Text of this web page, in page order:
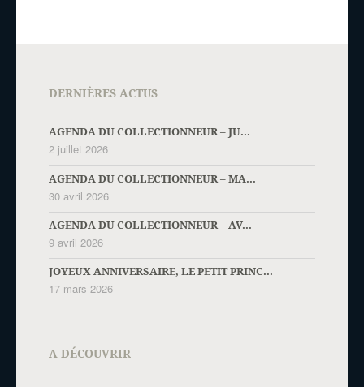
DERNIÈRES ACTUS
AGENDA DU COLLECTIONNEUR – JU...
2 juillet 2026
AGENDA DU COLLECTIONNEUR – MA...
30 avril 2026
AGENDA DU COLLECTIONNEUR – AV...
9 avril 2026
JOYEUX ANNIVERSAIRE, LE PETIT PRINC...
17 mars 2026
A DÉCOUVRIR